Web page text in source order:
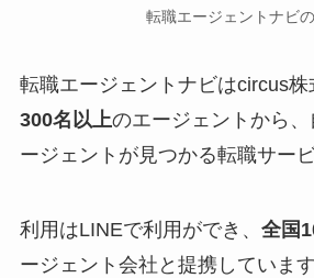
転職エージェントナビ
転職エージェントナビはcircus
300名以上のエージェントから
ージェントが見つかる転職サービ
利用はLINEで利用ができ、 全国
ージェント会社と提携しています